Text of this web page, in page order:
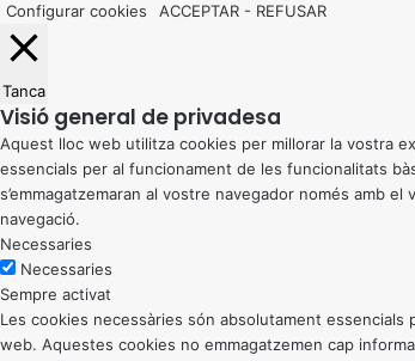
Configurar cookies
ACCEPTAR - REFUSAR
Tanca
Visió general de privadesa
Aquest lloc web utilitza cookies per millorar la vostra
essencials per al funcionament de les funcionalitats
s’emmagatzemaran al vostre navegador només amb
navegació.
Necessaries
Necessaries
Sempre activat
Les cookies necessàries són absolutament
web. Aquestes cookies no emmagatzemen cap